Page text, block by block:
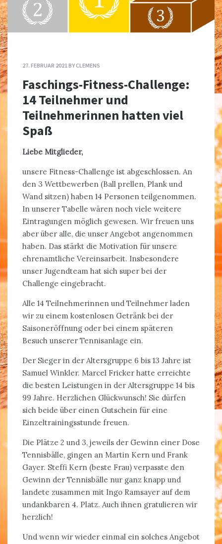
27. FEBRUAR 2021BYCLEMENS
Faschings-Fitness-Challenge:
14 Teilnehmer und
Teilnehmerinnen hatten viel
Spaß
Liebe Mitglieder,
unsere Fitness-Challenge ist abgeschlossen. An
den 3 Wettbewerben (Ball prellen, Plank und
Wand sitzen) haben 14 Personen teilgenommen.
In unserer Tabelle wären noch viele weitere
Eintragungen möglich gewesen. Wir freuen uns
aber über alle, die unser Angebot angenommen
haben. Das stärkt die Motivation für unsere
ehrenamtliche Vereinsarbeit. Insbesondere
unser Jugendteam hat sich super bei der
Challenge eingebracht.
Alle 14 Teilnehmerinnen und Teilnehmer laden
wir zu einem kostenlosen Getränk bei der
Saisoneröffnung oder bei einem späteren
Besuch unserer Tennisanlage ein.
Der Sieger in der Altersgruppe 6 bis 13 Jahre ist
Samuel Winkler. Marcel Fricker hatte erreichte
die besten Leistungen in der Altersgruppe 14 bis
99 Jahre. Herzlichen Glückwunsch! Sie dürfen
sich beide über einen Gutschein für eine
Einzeltrainingsstunde freuen.
Die Plätze 2 und 3, jeweils der Gewinn einer Dose
Tennisbälle, gingen an Martin Kern und Frank
Gayer. Steffi Kern (beste Frau) verpasste den
Gewinn der Tennisbälle nur ganz knapp und
landete zusammen mit Ingo Ramsayer auf dem
undankbaren 4. Platz. Auch ihnen gratulieren wir
herzlich!
Und wenn wir wieder einmal ein solches Angebot